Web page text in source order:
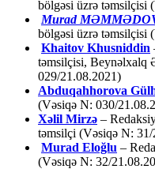
bölgəsi üzrə təmsilçisi
Murad
bölgəsi üzrə təmsilçisi
Khaitov Khusniddin
təmsilçisi, Beynəlxalq
029/21.08.2021)
Abduqahhorova
(Vəsiqə N: 030/
Xəlil Mirzə –
təmsilçi (Vəsiqə N:
Murad Eloğlu –
(Vəsiqə N: 32/